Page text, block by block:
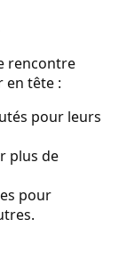
rencontre
en tête :
pour leurs
plus de
pour